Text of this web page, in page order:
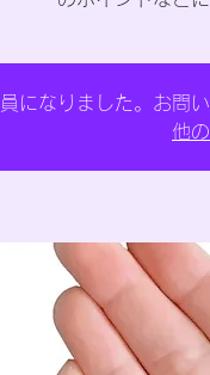
になりました。お問
他